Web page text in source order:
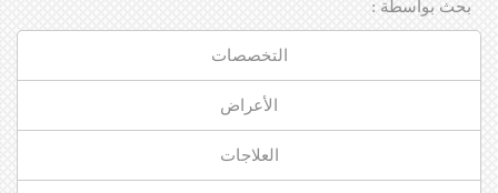
بحث بواسطة :
التخصصات
الأعراض
العلاجات